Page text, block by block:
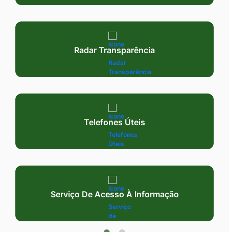
Radar Transparência
Telefones Úteis
Serviço De Acesso À Informação